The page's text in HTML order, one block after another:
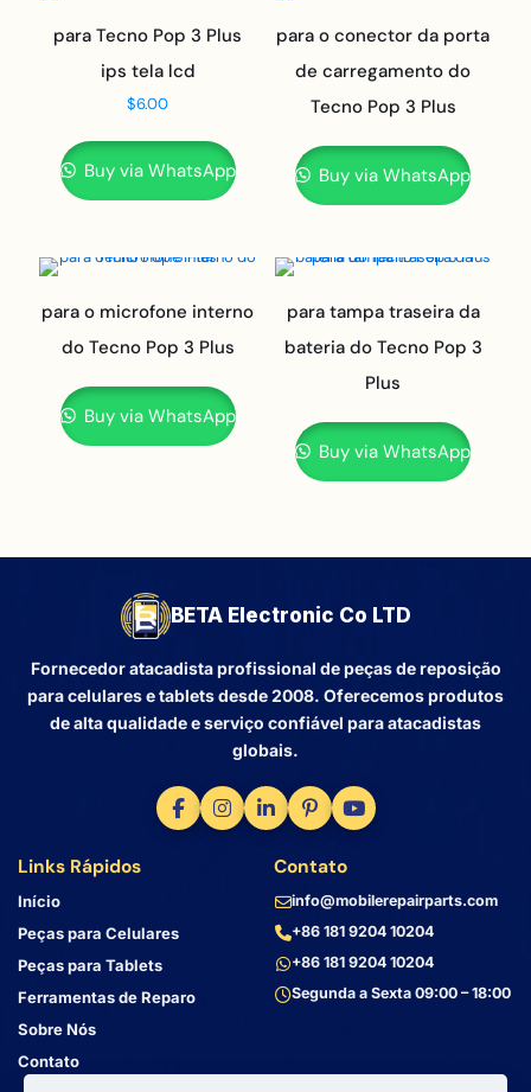
para Tecno Pop 3 Plus
ips tela lcd
$6.00
Buy via WhatsApp
para o conector da porta
de carregamento do
Tecno Pop 3 Plus
Buy via WhatsApp
para o microfone interno
do Tecno Pop 3 Plus
Buy via WhatsApp
para tampa traseira da
bateria do Tecno Pop 3
Plus
Buy via WhatsApp
BETA Electronic Co LTD
Fornecedor atacadista profissional de peças de reposição
para celulares e tablets desde 2008. Oferecemos produtos
de alta qualidade e serviço confiável para atacadistas
globais.
Links Rápidos
Início
Peças para Celulares
Peças para Tablets
Ferramentas de Reparo
Sobre Nós
Contato
Contato
info@mobilerepairparts.com
+86 181 9204 10204
+86 181 9204 10204
Segunda a Sexta 09:00 – 18:00